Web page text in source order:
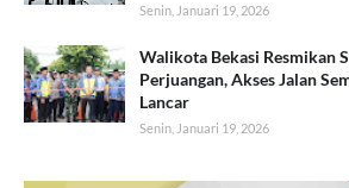
Senin, Januari 19, 2026
Walikota Bekasi Resmikan
Perjuangan, Akses Jalan
Lancar
Senin, Januari 19, 2026